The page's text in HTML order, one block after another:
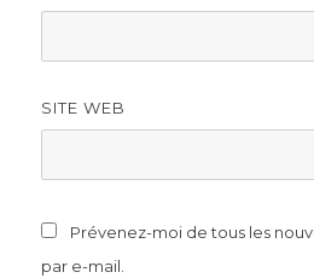
SITE WEB
Prévenez-moi de tous les
par e-mail.